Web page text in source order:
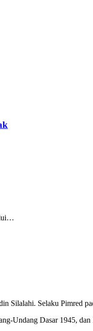
Silalahi. Selaku Pimred
Undang Dasar 1945,